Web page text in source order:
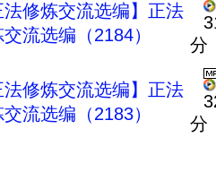
法修炼交流选编】正法
流选编（2184）
分
法修炼交流选编】正法
流选编（2183）
分